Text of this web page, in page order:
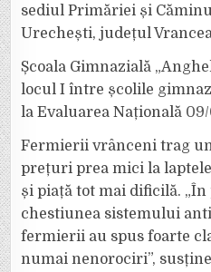
sediul Primăriei și
Urechești, județul
Școala Gimnazială
locul I între școlile
la Evaluarea Națională
Fermierii vrânceni trag
prețuri prea mici la
și piață tot mai dificilă.
chestiunea sistemului
fermierii au spus foarte
numai nenorociri”,